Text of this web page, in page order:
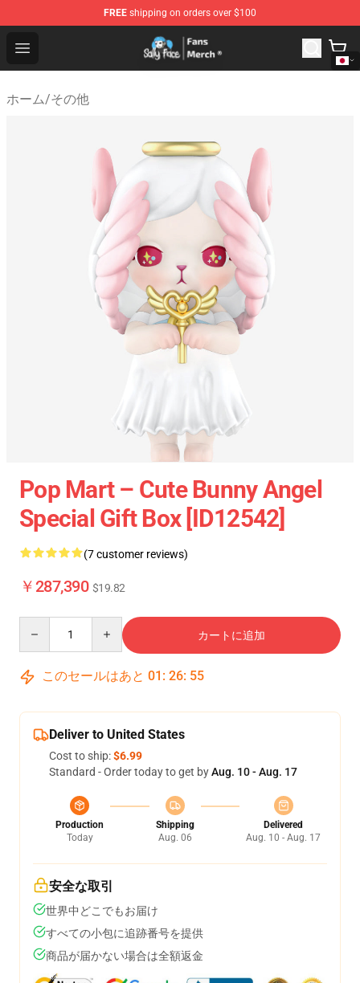
FREE shipping on orders over $100
Open menu
Sally Face Store - Official Sally Face Merchandise Shop
ホーム/その他
Pop Mart – Cute Bunny Angel
Special Gift Box [ID12542]
(7 customer reviews)
￥287,390 $19.82
カートに追加
このセールはあと 01 : 26: 54
Deliver to United States
Cost to ship:$6.99
Standard - Order today to get byAug. 10 - Aug. 17
Production
Today
Shipping
Aug. 06
Delivered
Aug. 10 - Aug. 17
安全な取引
世界中どこでもお届け
すべての小包に追跡番号を提供
商品が届かない場合は全額返金